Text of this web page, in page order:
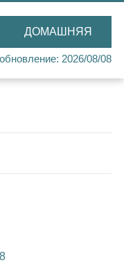
ДОМАШНЯЯ
СТРАНИЦА
2026/08/08